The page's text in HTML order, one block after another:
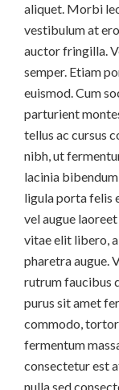
aliquet. Morbi
vestibulum at
auctor fringilla.
semper. Etiam
euismod. Cum
parturient
tellus ac cursus
nibh, ut
lacinia
ligula porta felis
vel augue
vitae elit libero,
pharetra augue.
rutrum faucibus
purus sit amet
commodo,
fermentum
consectetur est
nulla sed